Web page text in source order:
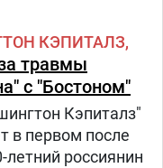
КЭПИТАЛЗ
травмы
с "Бостоном"
Кэпиталз"
в первом после
россиянин